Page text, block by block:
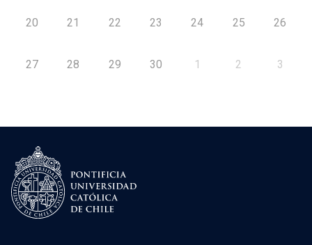
20 21 22 23 24 25 26
27 28 29 30 1 2 3